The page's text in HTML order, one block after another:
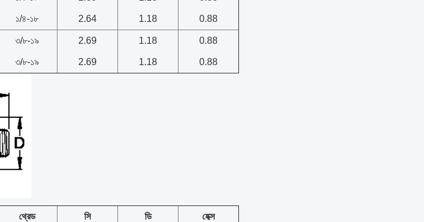
১/৪-১৮ 2.64 1.18 0.88
৩/৮-১৯
৩/৮-১৯
2.69
2.69
1.18
1.18
0.88
0.88
থ্রেড সি ডি হেক্স